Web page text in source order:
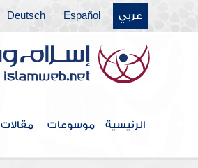
عربي Español
Deutsch
الرئيسية موسوعات مقالات
فهرس الكتاب
كتاب الطهارة
كتاب المياه
كتاب الحيض والاستحاضة
كتاب الغسل والتيمم